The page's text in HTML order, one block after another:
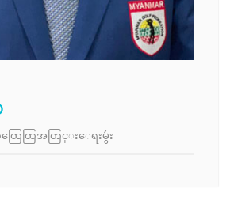
ထြေထြအတြင္းေရးမွဴး